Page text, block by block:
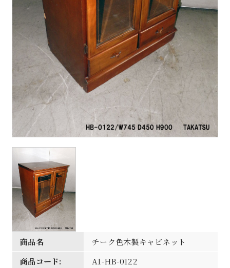
商品名
チーク色木製キャビネット
商品コード:
A1-HB-0122